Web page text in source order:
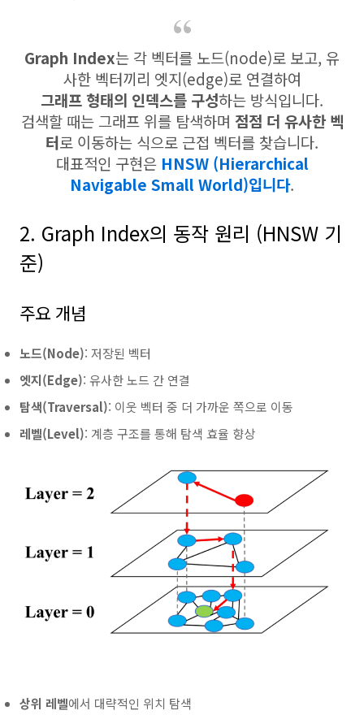
Graph Index는 각 벡터를 노드(node)로 보고, 유
사한 벡터끼리 엣지(edge)로 연결하여
그래프 형태의 인덱스를 구성하는 방식입니다.
검색할 때는 그래프 위를 탐색하며 점점 더 유사한 벡
터로 이동하는 식으로 근접 벡터를 찾습니다.
대표적인 구현은 HNSW (Hierarchical
Navigable Small World)입니다.
2. Graph Index의 동작 원리 (HNSW 기
준)
주요 개념
노드(Node): 저장된 벡터
엣지(Edge): 유사한 노드 간 연결
탐색(Traversal): 이웃 벡터 중 더 가까운 쪽으로 이동
레벨(Level): 계층 구조를 통해 탐색 효율 향상
상위 레벨에서 대략적인 위치 탐색